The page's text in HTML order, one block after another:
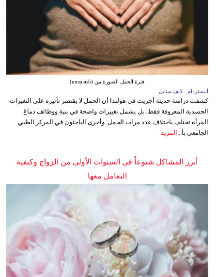
فترة الحمل الصورة من (unsplash)
أمستردام - لايف ستايل
كشفت دراسة حديثة أجريت في هولندا أن الحمل لا يقتصر تأثيره على التغيرات
الجسدية المعروفة فقط، بل يشمل تغييرات واضحة في بنية ووظائف دماغ
المرأة تختلف باختلاف عدد مرات الحمل. وأجرى الباحثون في المركز الطبي
الجامعي بأ... المزيد
أبرز المشاكل شيوعاً في السنوات الأولى من الزواج وكيفية
التعامل معها